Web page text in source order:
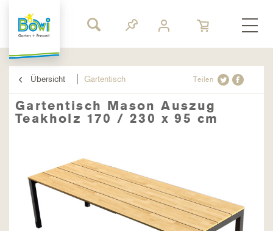
Übersicht Gartentisch Teilen
Gartentisch Mason Auszug
Teakholz 170 / 230 x 95 cm